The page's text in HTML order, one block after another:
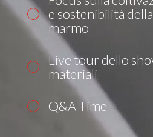
e sostenibilità
marmo
Live tour dello
materiali
Q&A Time